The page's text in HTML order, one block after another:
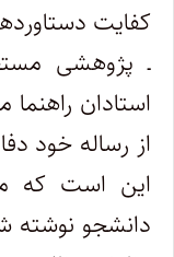
کفایت
ـ پژوهشی
استادان
از رساله خود
این است که
دانشجو نوشته